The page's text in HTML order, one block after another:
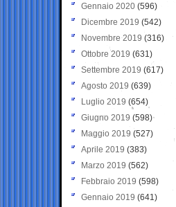
Gennaio 2020 (596)
Dicembre 2019 (542)
Novembre 2019 (316)
Ottobre 2019 (631)
Settembre 2019 (617)
Agosto 2019 (639)
Luglio 2019 (654)
Giugno 2019 (598)
Maggio 2019 (527)
Aprile 2019 (383)
Marzo 2019 (562)
Febbraio 2019 (598)
Gennaio 2019 (641)